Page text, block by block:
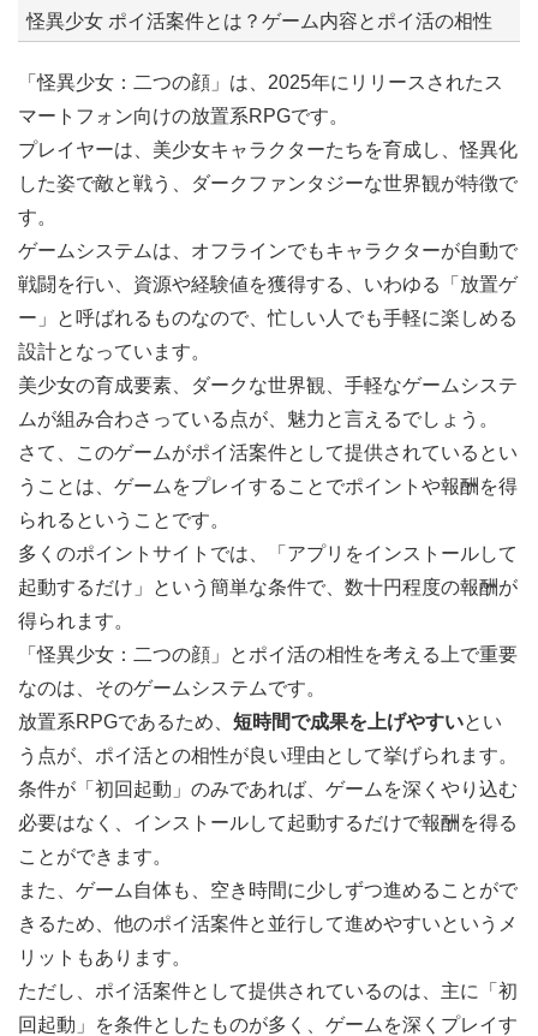
怪異少女 ポイ活案件とは？ゲーム内容とポイ活の相性
「怪異少女：二つの顔」は、2025年にリリースされたス
マートフォン向けの放置系RPGです。
プレイヤーは、美少女キャラクターたちを育成し、怪異化
した姿で敵と戦う、ダークファンタジーな世界観が特徴で
す。
ゲームシステムは、オフラインでもキャラクターが自動で
戦闘を行い、資源や経験値を獲得する、いわゆる「放置ゲ
ー」と呼ばれるものなので、忙しい人でも手軽に楽しめる
設計となっています。
美少女の育成要素、ダークな世界観、手軽なゲームシステ
ムが組み合わさっている点が、魅力と言えるでしょう。
さて、このゲームがポイ活案件として提供されているとい
うことは、ゲームをプレイすることでポイントや報酬を得
られるということです。
多くのポイントサイトでは、「アプリをインストールして
起動するだけ」という簡単な条件で、数十円程度の報酬が
得られます。
「怪異少女：二つの顔」とポイ活の相性を考える上で重要
なのは、そのゲームシステムです。
放置系RPGであるため、 短時間で成果を上げやすいとい
う点が、ポイ活との相性が良い理由として挙げられます。
条件が「初回起動」のみであれば、ゲームを深くやり込む
必要はなく、インストールして起動するだけで報酬を得る
ことができます。
また、ゲーム自体も、空き時間に少しずつ進めることがで
きるため、他のポイ活案件と並行して進めやすいというメ
リットもあります。
ただし、ポイ活案件として提供されているのは、主に「初
回起動」を条件としたものが多く、ゲームを深くプレイす